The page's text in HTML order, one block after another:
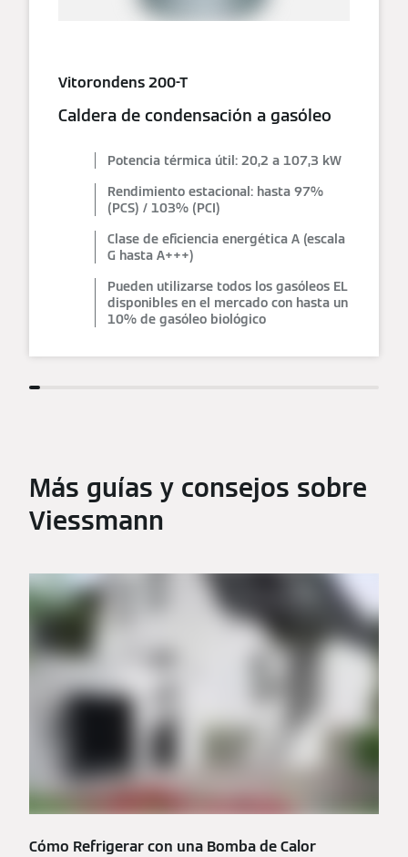
Vitorondens 200-T
Caldera de condensación a gasóleo
Potencia térmica útil: 20,2 a 107,3 kW
Rendimiento estacional: hasta 97%
(PCS) / 103% (PCI)
Clase de eficiencia energética A (escala
G hasta A+++)
Pueden utilizarse todos los gasóleos EL
disponibles en el mercado con hasta un
10% de gasóleo biológico
Más guías y consejos sobre
Viessmann
Cómo Refrigerar con una Bomba de Calor